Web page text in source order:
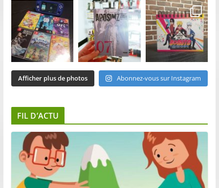
Afficher plus de photos Abonnez-vous sur Instagram
FIL D’ACTU